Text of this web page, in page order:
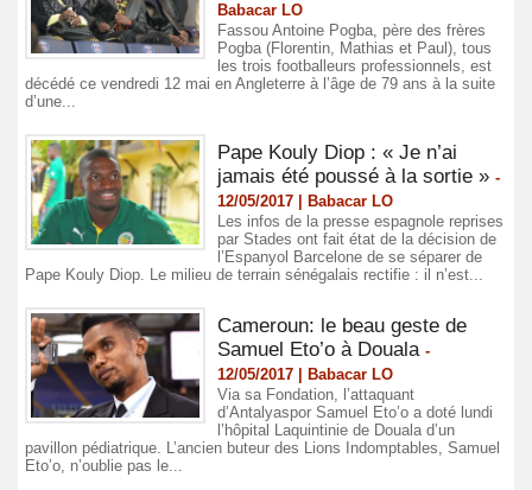
Babacar LO
Fassou Antoine Pogba, père des frères
Pogba (Florentin, Mathias et Paul), tous
les trois footballeurs professionnels, est
décédé ce vendredi 12 mai en Angleterre à l’âge de 79 ans à la suite
d’une...
Pape Kouly Diop : « Je n’ai
jamais été poussé à la sortie » -
12/05/2017 | Babacar LO
Les infos de la presse espagnole reprises
par Stades ont fait état de la décision de
l’Espanyol Barcelone de se séparer de
Pape Kouly Diop. Le milieu de terrain sénégalais rectifie : il n’est...
Cameroun: le beau geste de
Samuel Eto’o à Douala -
12/05/2017 | Babacar LO
Via sa Fondation, l’attaquant
d’Antalyaspor Samuel Eto’o a doté lundi
l’hôpital Laquintinie de Douala d’un
pavillon pédiatrique. L’ancien buteur des Lions Indomptables, Samuel
Eto’o, n’oublie pas le...